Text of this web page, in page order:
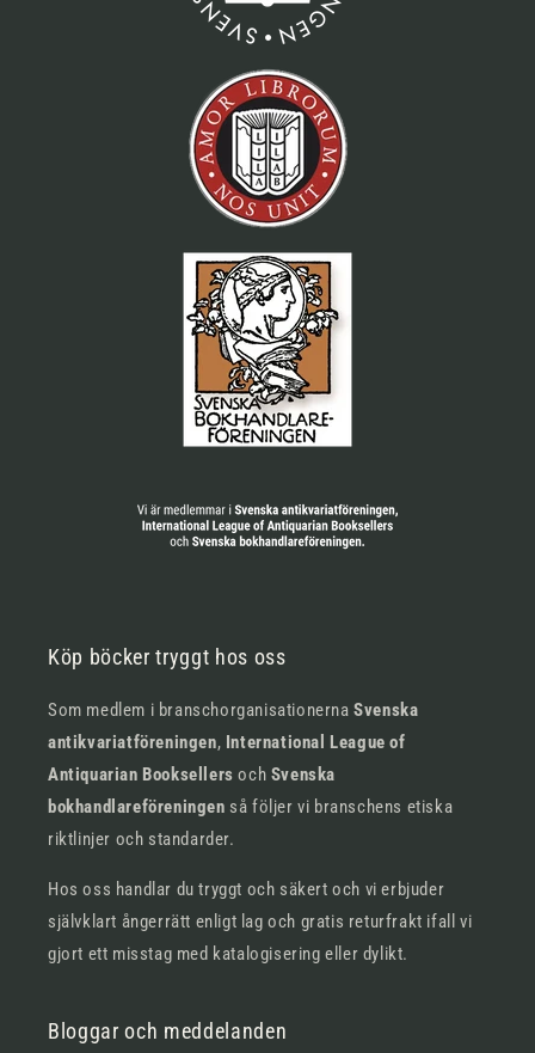
Köp böcker tryggt hos oss
Som medlem i branschorganisationernaSvenska
antikvariatföreningen, International League of
Antiquarian Booksellersoch Svenska
bokhandlareföreningen så följer vi branschens etiska
riktlinjer och standarder.
Hos oss handlar du tryggt och säkert och vi erbjuder
självklart ångerrätt enligt lag och gratis returfrakt ifall vi
gjort ett misstag med katalogisering eller dylikt.
Bloggar och meddelanden